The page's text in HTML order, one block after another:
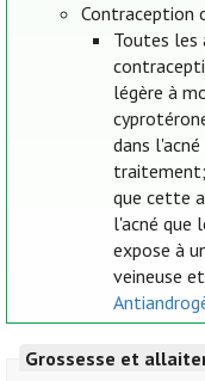
Contraception
Toutes les
légère à
dans
que cette
l'acné que
expose à
veineuse
Grossesse et